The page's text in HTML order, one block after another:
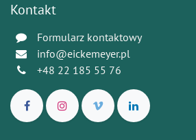
Kontakt
Formularz kontaktowy
info@eickemeyer.pl
+48 22 185 55 76